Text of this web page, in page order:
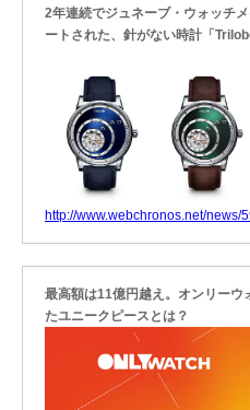
2年連続でジュネーブ・ウォッチ
ートされた、針がない時計「
http://www.webchronos.net/news/
最高額は11億円越え。オンリーウ
たユニークピースとは？